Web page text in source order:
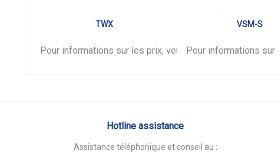
TWX
Pour informations sur les prix, veuillez vousconnecter.
VSM-S
Pour informations
Hotline assistance
Assistance téléphonique et conseil au :